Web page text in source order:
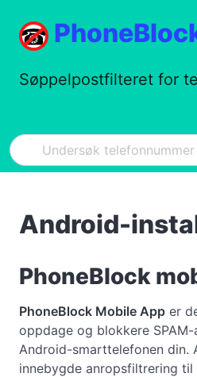
Søppelpostfilteret for
Android-
PhoneBlock
PhoneBlock Mobile App er
oppdage og blokkere
Android-smarttelefonen din.
innebygde anropsfiltrering